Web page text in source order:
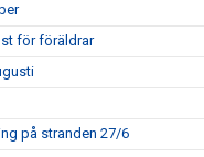
för föräldrar
på stranden 27/6